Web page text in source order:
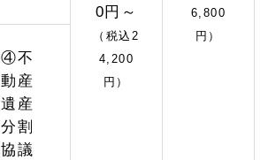
6,800
円）
0円～
（税込2
4,200
円）
④不
動産
遺産
分割
協議